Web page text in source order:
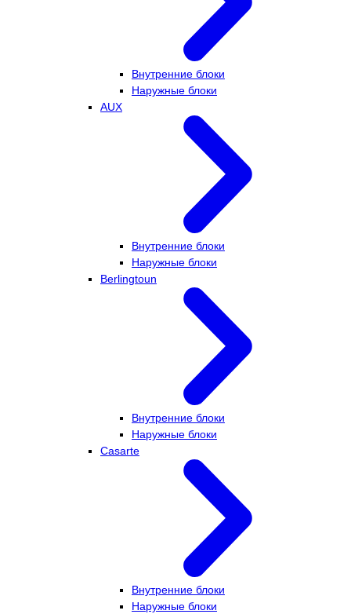
Внутренние блоки
Наружные блоки
AUX
Внутренние блоки
Наружные блоки
Berlingtoun
Внутренние блоки
Наружные блоки
Casarte
Внутренние блоки
Наружные блоки